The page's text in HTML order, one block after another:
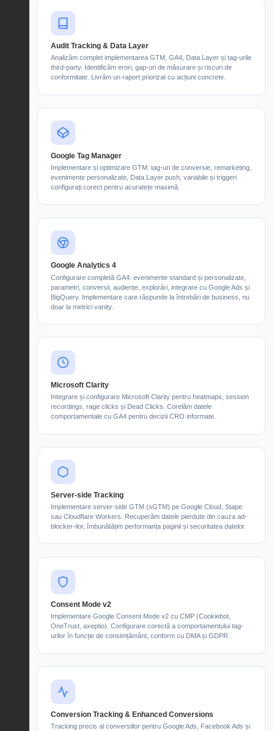
Audit Tracking & Data Layer
Analizăm complet implementarea GTM, GA4, Data Layer și tag-urile
third-party. Identificăm erori, gap-uri de măsurare și riscuri de
conformitate. Livrăm un raport priorizat cu acțiuni concrete.
Google Tag Manager
Implementare și optimizare GTM: tag-uri de conversie, remarketing,
evenimente personalizate, Data Layer push, variabile și triggeri
configurați corect pentru acuratețe maximă.
Google Analytics 4
Configurare completă GA4: evenimente standard și personalizate,
parametri, conversii, audiențe, explorări, integrare cu Google Ads și
BigQuery. Implementare care răspunde la întrebări de business, nu
doar la metrici vanity.
Microsoft Clarity
Integrare și configurare Microsoft Clarity pentru heatmaps, session
recordings, rage clicks și Dead Clicks. Corelăm datele
comportamentale cu GA4 pentru decizii CRO informate.
Server-side Tracking
Implementare server-side GTM (sGTM) pe Google Cloud, Stape
sau Cloudflare Workers. Recuperăm datele pierdute din cauza ad-
blocker-ilor, îmbunătățim performanța paginii și securitatea datelor.
Consent Mode v2
Implementare Google Consent Mode v2 cu CMP (Cookiebot,
OneTrust, axeptio). Configurare corectă a comportamentului tag-
urilor în funcție de consimțământ, conform cu DMA și GDPR.
Conversion Tracking & Enhanced Conversions
Tracking precis al conversiilor pentru Google Ads, Facebook Ads și